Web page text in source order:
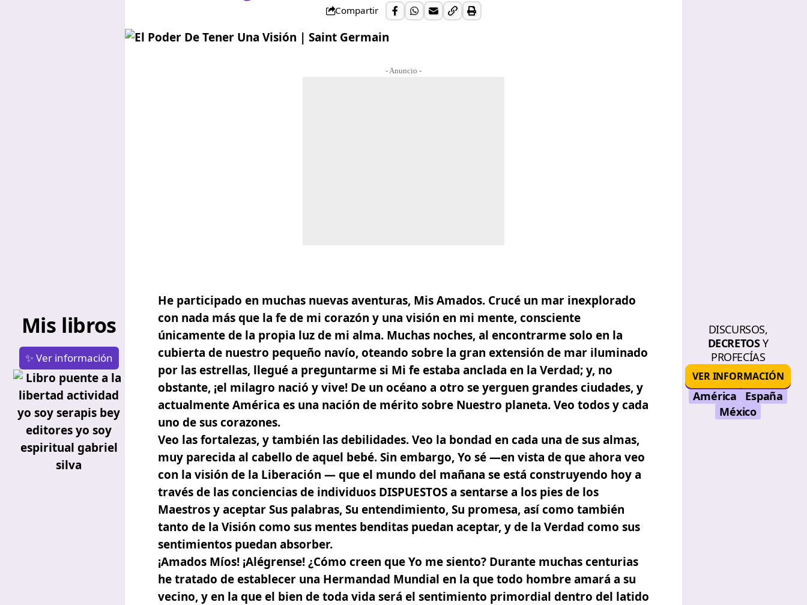
Mis libros
✨ Ver información
Compartir
- Anuncio -
He participado en muchas nuevas aventuras, Mis Amados. Crucé un mar inexplorado
con nada más que la fe de mi corazón y una visión en mi mente, consciente
únicamente de la propia luz de mi alma. Muchas noches, al encontrarme solo en la
cubierta de nuestro pequeño navío, oteando sobre la gran extensión de mar iluminado
por las estrellas, llegué a preguntarmesi Mi fe estaba anclada en la Verdad; y, no
obstante, ¡el milagro nació y vive! De un océano a otro se yerguen grandes ciudades, y
actualmente América es una nación de mérito sobre Nuestro planeta. Veo todos y cada
uno de sus corazones.
Veo las fortalezas, y también las debilidades. Veo la bondad en cada una de sus almas,
muy parecida al cabello de aquel bebé. Sin embargo, Yo sé —en vista de que ahora veo
con la visión de la Liberación — que el mundo del mañana se está construyendo hoy a
través de las conciencias de individuos DISPUESTOS a sentarse a los pies de los
Maestros y aceptar Sus palabras, Su entendimiento, Su promesa, así como también
tanto de la Visión como sus mentes benditas puedan aceptar, y de la Verdad como sus
sentimientos puedan absorber.
¡Amados Míos! ¡Alégrense! ¿Cómo creen que Yo me siento? Durante muchas centurias
he tratado de establecer una Hermandad Mundial en la que todo hombre amará a su
vecino, y en la que el bien de toda vida será el sentimiento primordial dentro del latido
DISCURSOS,
DECRETOSY
PROFECÍAS
VER INFORMACIÓN
América
España
México